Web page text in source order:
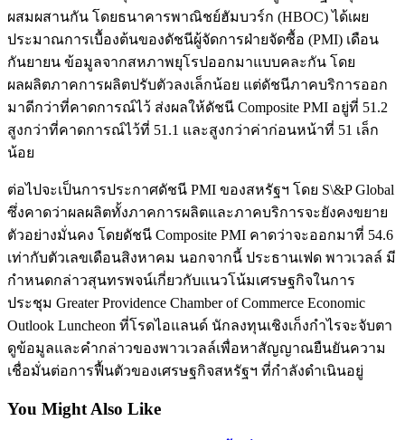
ผสมผสานกัน โดยธนาคารพาณิชย์ฮัมบวร์ก (HBOC) ได้เผย
ประมาณการเบื้องต้นของดัชนีผู้จัดการฝ่ายจัดซื้อ (PMI) เดือน
กันยายน ข้อมูลจากสหภาพยุโรปออกมาแบบคละกัน โดย
ผลผลิตภาคการผลิตปรับตัวลงเล็กน้อย แต่ดัชนีภาคบริการออก
มาดีกว่าที่คาดการณ์ไว้ ส่งผลให้ดัชนี Composite PMI อยู่ที่ 51.2
สูงกว่าที่คาดการณ์ไว้ที่ 51.1 และสูงกว่าค่าก่อนหน้าที่ 51 เล็ก
น้อย
ต่อไปจะเป็นการประกาศดัชนี PMI ของสหรัฐฯ โดย S\&P Global
ซึ่งคาดว่าผลผลิตทั้งภาคการผลิตและภาคบริการจะยังคงขยาย
ตัวอย่างมั่นคง โดยดัชนี Composite PMI คาดว่าจะออกมาที่ 54.6
เท่ากับตัวเลขเดือนสิงหาคม นอกจากนี้ ประธานเฟด พาวเวลล์ มี
กำหนดกล่าวสุนทรพจน์เกี่ยวกับแนวโน้มเศรษฐกิจในการ
ประชุม Greater Providence Chamber of Commerce Economic
Outlook Luncheon ที่โรดไอแลนด์ นักลงทุนเชิงเก็งกำไรจะจับตา
ดูข้อมูลและคำกล่าวของพาวเวลล์เพื่อหาสัญญาณยืนยันความ
เชื่อมั่นต่อการฟื้นตัวของเศรษฐกิจสหรัฐฯ ที่กำลังดำเนินอยู่
You Might Also Like